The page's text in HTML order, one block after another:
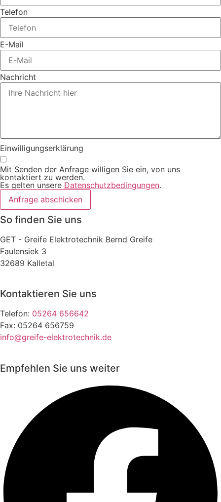
Telefon
E-Mail
Nachricht
Einwilligungserklärung
Mit Senden der Anfrage willigen Sie ein, von uns
kontaktiert zu werden.
Es gelten unsere Datenschutzbedingungen.
Anfrage abschicken
So finden Sie uns
GET - Greife Elektrotechnik Bernd Greife
Faulensiek 3
32689 Kalletal
Kontaktieren Sie uns
Telefon: 05264 656642
Fax: 05264 656759
info@greife-elektrotechnik.de
Empfehlen Sie uns weiter